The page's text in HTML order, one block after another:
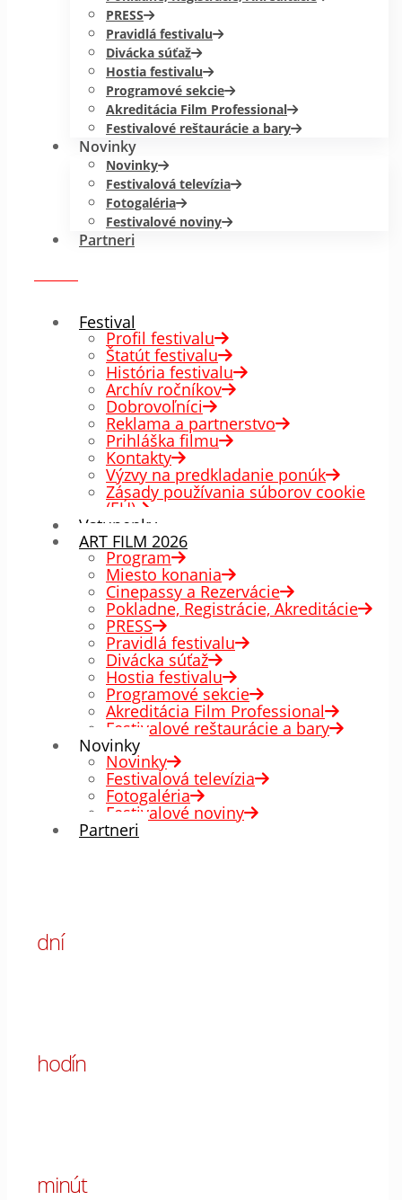
PRESS
Pravidlá festivalu
Divácka súťaž
Hostia festivalu
Programové sekcie
Akreditácia Film Professional
Festivalové reštaurácie a bary
Novinky
Novinky
Festivalová televízia
Fotogaléria
Festivalové noviny
Partneri
Festival
Profil festivalu
Štatút festivalu
História festivalu
Archív ročníkov
Dobrovoľníci
Reklama a partnerstvo
Prihláška filmu
Kontakty
Výzvy na predkladanie ponúk
Zásady používania súborov cookie
(EÚ)
Vstupenky
ART FILM 2026
Program
Miesto konania
Cinepassy a Rezervácie
Pokladne, Registrácie, Akreditácie
PRESS
Pravidlá festivalu
Divácka súťaž
Hostia festivalu
Programové sekcie
Akreditácia Film Professional
Festivalové reštaurácie a bary
Novinky
Novinky
Festivalová televízia
Fotogaléria
Festivalové noviny
Partneri
dní
hodín
minút